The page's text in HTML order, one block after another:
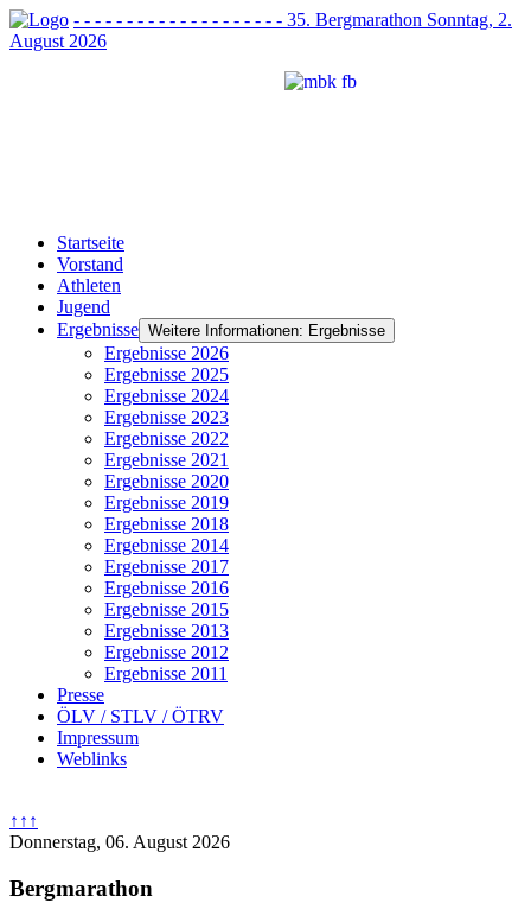
- - - - - - - - - - - - - - - - - - - - 35. Bergmarathon Sonntag, 2.
August 2026
Startseite
Vorstand
Athleten
Jugend
Ergebnisse Weitere Informationen: Ergebnisse
Ergebnisse 2026
Ergebnisse 2025
Ergebnisse 2024
Ergebnisse 2023
Ergebnisse 2022
Ergebnisse 2021
Ergebnisse 2020
Ergebnisse 2019
Ergebnisse 2018
Ergebnisse 2014
Ergebnisse 2017
Ergebnisse 2016
Ergebnisse 2015
Ergebnisse 2013
Ergebnisse 2012
Ergebnisse 2011
Presse
ÖLV / STLV / ÖTRV
Impressum
Weblinks
↑↑↑
Donnerstag, 06. August 2026
Bergmarathon